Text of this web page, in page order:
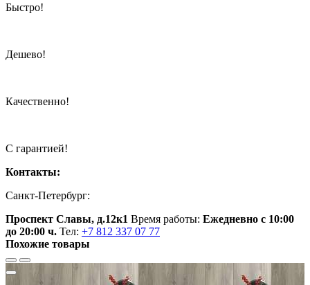
Быстро!
Дешево!
Качественно!
С гарантией!
Контакты:
Санкт-Петербург:
Проспект Славы, д.12к1 Время работы: Ежедневно с 10:00
до 20:00 ч. Тел: +7 812 337 07 77
Похожие товары